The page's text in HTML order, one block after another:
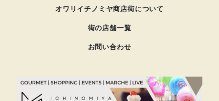
オワリイチノミヤ商店街について
街の店舗一覧
お問い合わせ